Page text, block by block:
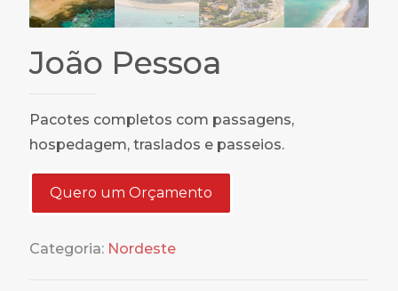
João Pessoa
Pacotes completos com passagens,
hospedagem, traslados e passeios.
Quero um Orçamento
Categoria: Nordeste